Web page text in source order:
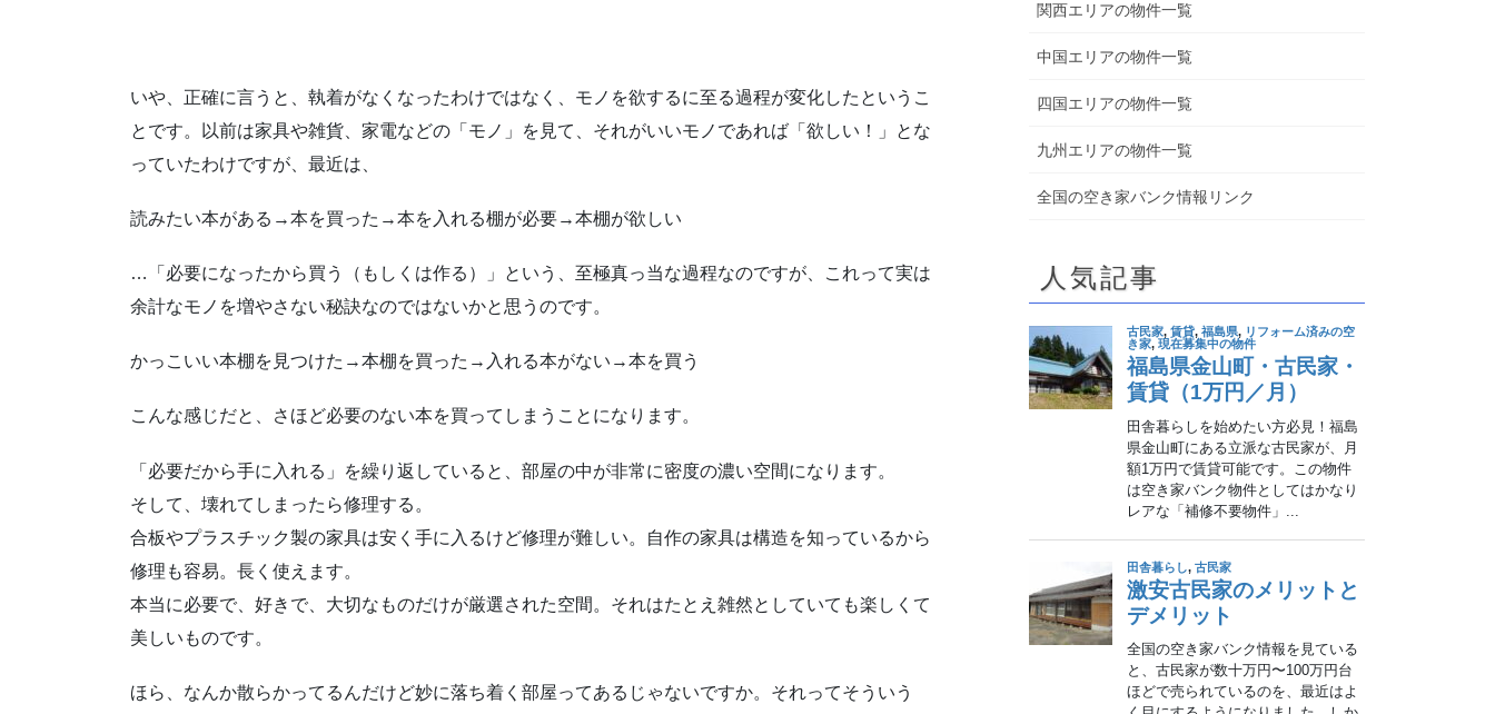
いや、正確に言うと、執着がなくなったわけではなく、モノを欲するに至る過程が変化したというこ
とです。以前は家具や雑貨、家電などの「モノ」を見て、それがいいモノであれば「欲しい！」とな
っていたわけですが、最近は、
読みたい本がある→本を買った→本を入れる棚が必要→本棚が欲しい
…「必要になったから買う（もしくは作る）」という、至極真っ当な過程なのですが、これって実は
余計なモノを増やさない秘訣なのではないかと思うのです。
かっこいい本棚を見つけた→本棚を買った→入れる本がない→本を買う
こんな感じだと、さほど必要のない本を買ってしまうことになります。
「必要だから手に入れる」を繰り返していると、部屋の中が非常に密度の濃い空間になります。
そして、壊れてしまったら修理する。
合板やプラスチック製の家具は安く手に入るけど修理が難しい。自作の家具は構造を知っているから
修理も容易。長く使えます。
本当に必要で、好きで、大切なものだけが厳選された空間。それはたとえ雑然としていても楽しくて
美しいものです。
ほら、なんか散らかってるんだけど妙に落ち着く部屋ってあるじゃないですか。それってそういう
関西エリアの物件一覧
中国エリアの物件一覧
四国エリアの物件一覧
九州エリアの物件一覧
全国の空き家バンク情報リンク
人気記事